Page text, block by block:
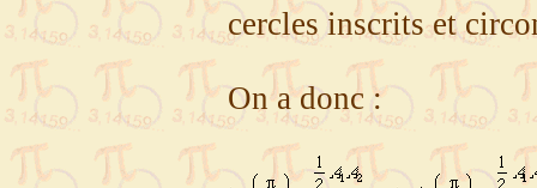
cercles inscrits et
On a donc :